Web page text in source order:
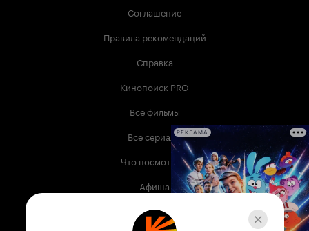
Соглашение
Правила рекомендаций
Справка
Кинопоиск PRO
Все фильмы
Все сериалы
Что посмотреть
Афиша
Музыка
РЕКЛАМА